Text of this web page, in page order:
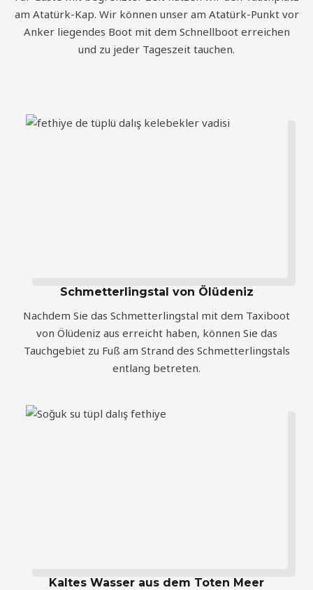
am Atatürk-Kap. Wir können unser am Atatürk-Punkt vor
Anker liegendes Boot mit dem Schnellboot erreichen
und zu jeder Tageszeit tauchen.
Schmetterlingstal von Ölüdeniz
Nachdem Sie das Schmetterlingstal mit dem Taxiboot
von Ölüdeniz aus erreicht haben, können Sie das
Tauchgebiet zu Fuß am Strand des Schmetterlingstals
entlang betreten.
Kaltes Wasser aus dem Toten Meer